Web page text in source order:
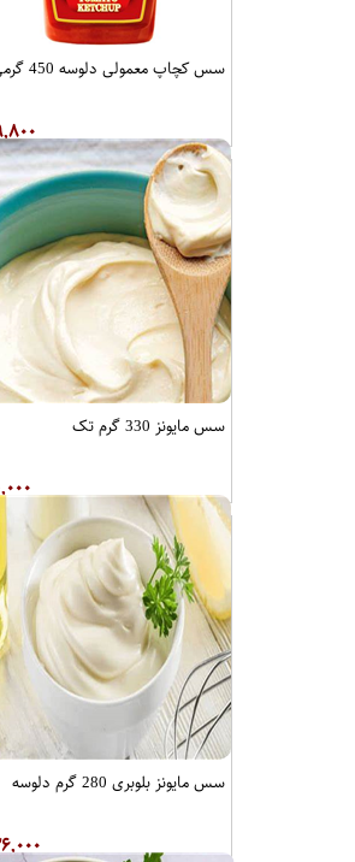
سس کچاپ معمولی دلوسه 450 گرمی
سس مایونز 330 گرم تک
سس مایونز بلوبری 280 گرم دلوسه